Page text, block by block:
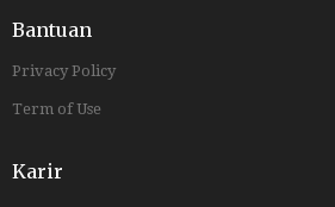
Bantuan
Privacy Policy
Term of Use
Karir